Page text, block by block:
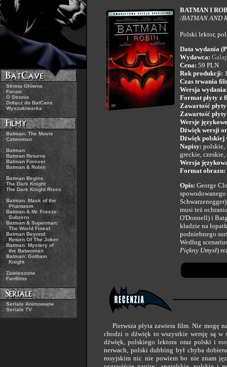
.: Strona Główna
.: Forum
.: O Stronie
.:Dołącz do BatCave
.: Wyszukiwarka
.: Batman: The Movie
.: Catwoman
.:Batman
.: Batman Returns
.: Batman Forever
.: Batman & Robin
.: Batman Begins
.: The Dark Knight
.: The Dark Knight Rises
.:Batman: Mask of the
Phantasm
.: Batman & Mr. Freeze:
Subzero
.: Batman & Superman:
The World Finest
.: Batman Beyond:
Return Of The Joker
.: Batman: Mystery of
the Batwoman
.: Batman: Gotham
Knight
.: Zawieszone
.: Fanfilms
.: Seriale Animowane
.: Seriale TV
BATMAN I
/BATMAN AND
Polski lektor,
Data wydania
Wydawca:
Cena: 59 PLN
Rok produkcji:
Czas trwania
Wersja
Format płyty z
Zawartość
Zawartość
Wersje
Dźwięk wersji
Dźwięk
Napisy: polskie,
greckie,
Wersja
Format obrazu:
Opis: George
musi też
O'Donnell) i
kładzie na
podniebnego
Według
Piękny Umysł)
Pierwsza płyta zawiera film. Nie mogę
chodzi o dźwięk to wszystkie wersję są
dźwięk, polskiego lektora oraz polski i
nerwach, polski dubbing był chyba
rosyjskim nic nie powiem bo nie znam